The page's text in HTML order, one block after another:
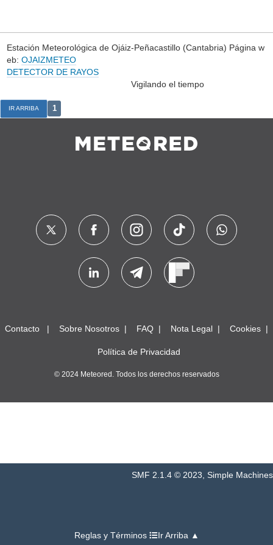
Estación Meteorológica de Ojáiz-Peñacastillo (Cantabria) Página w
eb: OJAIZMETEO
DETECTOR DE RAYOS
Vigilando el tiempo
IR ARRIBA 1
Contacto Sobre Nosotros FAQ Nota Legal Cookies
Política de Privacidad
© 2024 Meteored. Todos los derechos reservados
SMF 2.1.4 © 2023 Simple Machines
Reglas y Términos Ir Arriba ▲